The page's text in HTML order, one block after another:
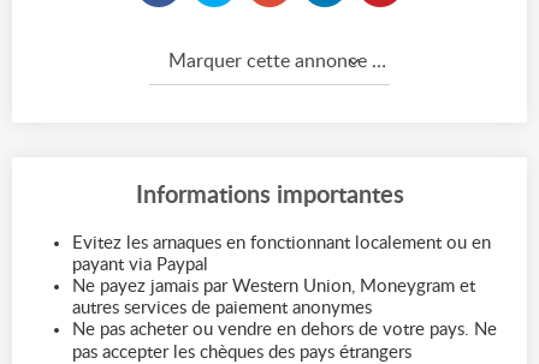
Marquer cette annonce comme...
Informations importantes
Evitez les arnaques en fonctionnant localement ou en
payant via Paypal
Ne payez jamais par Western Union, Moneygram et
autres services de paiement anonymes
Ne pas acheter ou vendre en dehors de votre pays. Ne
pas accepter les chèques des pays étrangers